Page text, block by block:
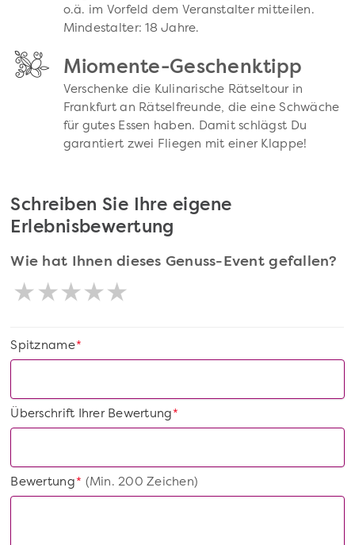
o.ä. im Vorfeld dem Veranstalter mitteilen.
Mindestalter: 18 Jahre.
Miomente-Geschenktipp
Verschenke die Kulinarische Rätseltour in
Frankfurt an Rätselfreunde, die eine Schwäche
für gutes Essen haben. Damit schlägst Du
garantiert zwei Fliegen mit einer Klappe!
Schreiben Sie Ihre eigene
Erlebnisbewertung
Wie hat Ihnen dieses Genuss-Event gefallen?
*
Spitzname
*
Überschrift Ihrer Bewertung
*
Bewertung(Min. 200 Zeichen)